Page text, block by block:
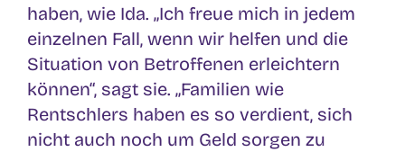
haben, wie Ida. „Ich freue mich in jedem
einzelnen Fall, wenn wir helfen und die
Situation von Betroffenen erleichtern
können“, sagt sie. „Familien wie
Rentschlers haben es so verdient, sich
nicht auch noch um Geld sorgen zu